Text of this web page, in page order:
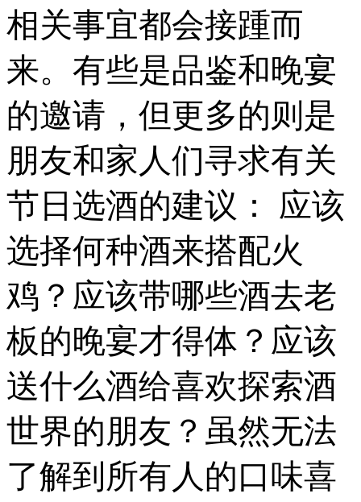
相关事宜都会接踵而
来。有些是品鉴和晚宴
的邀请，但更多的则是
朋友和家人们寻求有关
节日选酒的建议： 应该
选择何种酒来搭配火
鸡？应该带哪些酒去老
板的晚宴才得体？应该
送什么酒给喜欢探索酒
世界的朋友？虽然无法
了解到所有人的口味喜